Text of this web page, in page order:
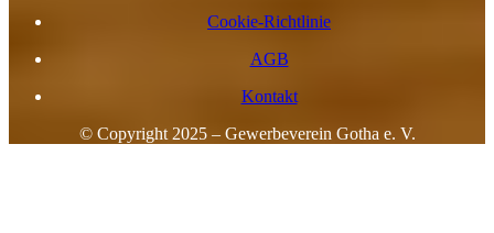
Cookie-Richtlinie
AGB
Kontakt
© Copyright 2025 – Gewerbeverein Gotha e. V.